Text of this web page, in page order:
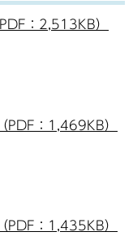
：2,513KB）
：1,469KB）
：1,435KB）